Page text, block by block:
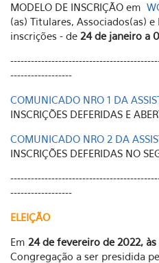
MODELO DE INSCRIÇÃO em
(as) Titulares, Associados(as)
inscrições - de 24 de janeiro a
------------------
COMUNICADO NRO 1 DA
INSCRIÇÕES DEFERIDAS E
COMUNICADO NRO 2 DA
INSCRIÇÕES DEFERIDAS NO
------------------
ELEIÇÃO
Em 24 de fevereiro de 2022, às
Congregação a ser presidida